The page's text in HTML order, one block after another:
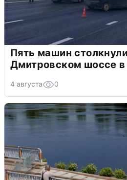
Пять машин
Дмитровском шоссе
4 августа 0